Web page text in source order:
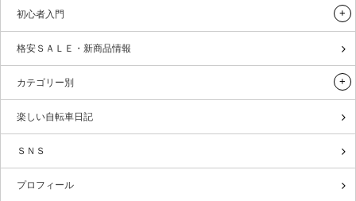
初心者入門
格安ＳＡＬＥ・新商品情報
カテゴリー別
楽しい自転車日記
ＳＮＳ
プロフィール